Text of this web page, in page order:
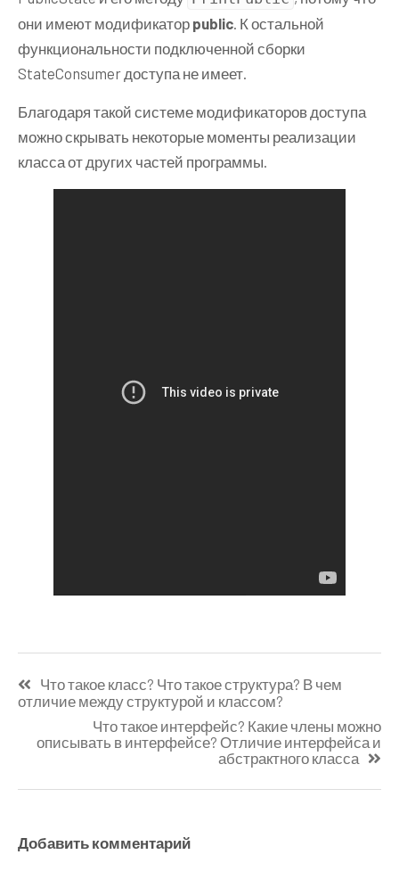
они имеют модификатор public . К остальной
функциональности подключенной сборки
StateConsumer доступа не имеет.
Благодаря такой системе модификаторов доступа
можно скрывать некоторые моменты реализации
класса от других частей программы.
по
Что такое класс? Что такое структура? В чем
отличие между структурой и классом?
Что такое интерфейс? Какие члены можно
описывать в интерфейсе? Отличие интерфейса и
абстрактного класса
Добавить комментарий